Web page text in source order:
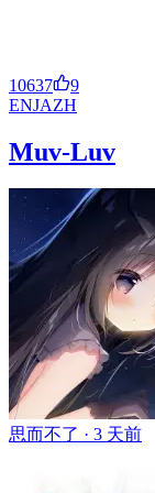
10637
9
ENJAZH
Muv-Luv
思而不了 · 3 天前